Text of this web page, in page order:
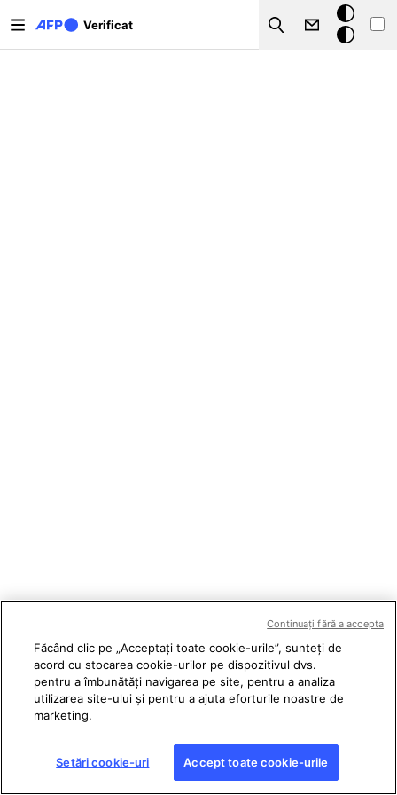
Verificat
Search
Modul
întunecat
Făcând clic pe „Acceptați toate cookie-urile”, sunteți de
acord cu stocarea cookie-urilor pe dispozitivul dvs.
pentru a îmbunătăți navigarea pe site, pentru a analiza
utilizarea site-ului și pentru a ajuta eforturile noastre de
marketing.
Setări cookie-uri Accept toate cookie-urile
Continuați fără a accepta